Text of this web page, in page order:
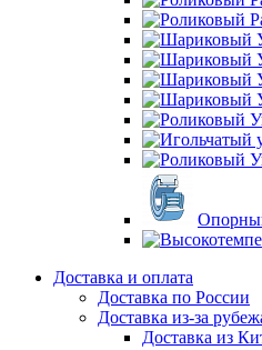
Доставка и оплата
Доставка по России
Доставка из-за
Доставка из